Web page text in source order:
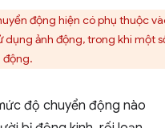
động hiện có phụ thuộc
dụng ảnh động, trong khi một
động.
độ chuyển động nào